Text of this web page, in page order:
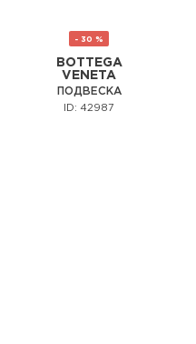
- 30 %
BOTTEGA
VENETA
ПОДВЕСКА
ID: 42987